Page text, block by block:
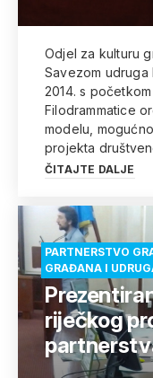
Odjel za kulturu
Savezom
2014. s
Filodrammatice
modelu,
projekta
ČITAJTE DALJE
PARTNERSTVO
GRAĐANA I
riječkog